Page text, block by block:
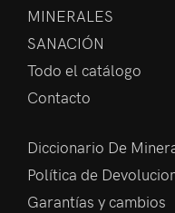
MINERALES
SANACIÓN
Todo el catálogo
Contacto
Diccionario De
Política de
Garantías y cambios